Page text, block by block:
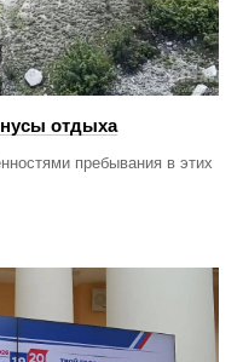
отдыха
пребывания в этих